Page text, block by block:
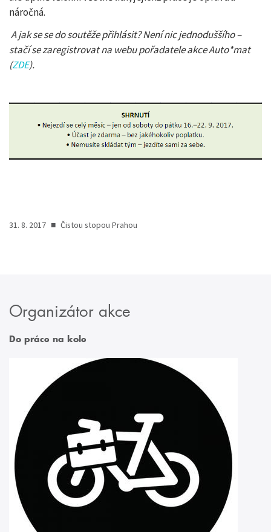
náročná.
A jak se se do soutěže přihlásit? Není nic jednoduššího –
stačí se zaregistrovat na webu pořadatele akce Auto*mat
(ZDE).
31. 8. 2017 ■ Čistou stopou Prahou
Organizátor akce
Do práce na kole